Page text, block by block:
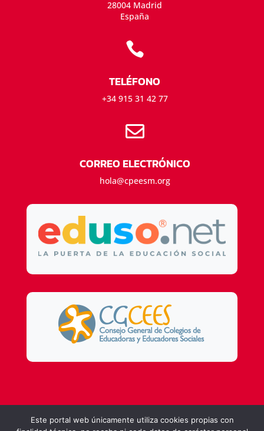
28004 Madrid
España

TELÉFONO
+34 915 31 42 77

CORREO ELECTRÓNICO
hola@cpeesm.org
Este portal web únicamente utiliza cookies propias con